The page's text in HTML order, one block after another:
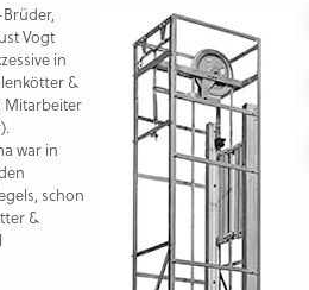
Vogt
in
&
Mitarbeiter
war in
schon
&